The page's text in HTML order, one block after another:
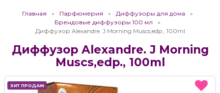
Главная Парфюмерия
Диффузоры для дома
Брендовые диффузоры 100 мл
Диффузор Alexandre. J Morning Muscs,edp., 100ml
Диффузор Alexandre. J Morning
Muscs,edp., 100ml
ХИТ ПРОДАЖ
ХИТ ПРОДАЖ